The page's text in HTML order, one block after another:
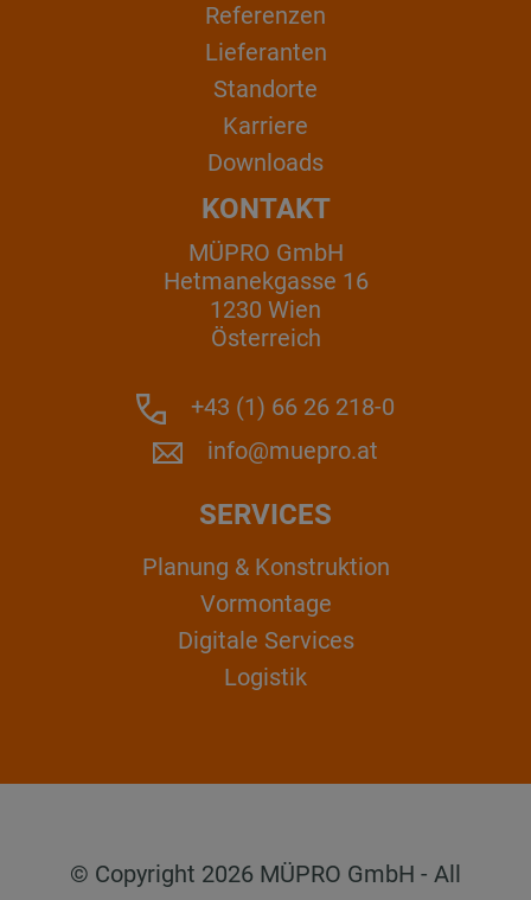
Referenzen
Lieferanten
Standorte
Karriere
Downloads
KONTAKT
MÜPRO GmbH
Hetmanekgasse 16
1230 Wien
Österreich
+43 (1) 66 26 218-0
info@muepro.at
SERVICES
Planung & Konstruktion
Vormontage
Digitale Services
Logistik
© Copyright 2026 MÜPRO GmbH - All